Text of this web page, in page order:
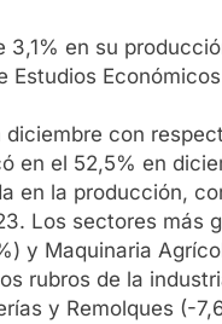
en su
Estudios
con
en el 52,5% en
en la producción,
Los sectores más
y Maquinaria
rubros de la
y Remolques (-